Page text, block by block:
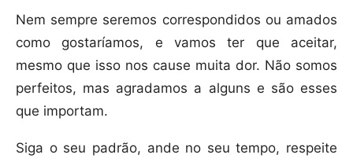
Nem sempre seremos correspondidos ou amados
como gostaríamos, e vamos ter que aceitar,
mesmo que isso nos cause muita dor. Não somos
perfeitos, mas agradamos a alguns e são esses
que importam.
Siga o seu padrão, ande no seu tempo, respeite